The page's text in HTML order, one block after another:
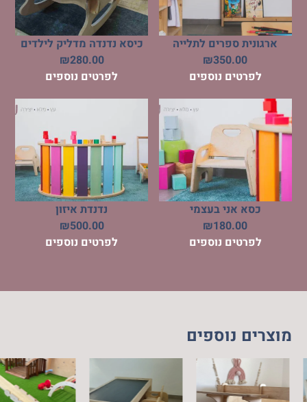
ארגונית ספרים לתלייה
₪350.00
לפרטים נוספים
כיסא נדנדה מדליק לילדים
₪280.00
לפרטים נוספים
כסא אני בעצמי
₪180.00
לפרטים נוספים
נדנדת איזון
₪500.00
לפרטים נוספים
מוצרים נוספים